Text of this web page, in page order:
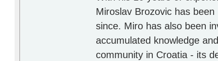
Miroslav Brozovic has
since. Miro has also been
accumulated knowledge
community in Croatia - its